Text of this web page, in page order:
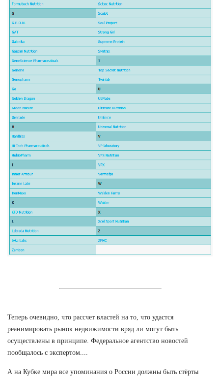
Теперь очевидно, что рассчет властей на то, что удастся
реанимировать рынок недвижимости вряд ли могут быть
осуществлены в принципе. Федеральное агентство новостей
пообщалось с экспертом....
А на Кубке мира все упоминания о России должны быть стёрты